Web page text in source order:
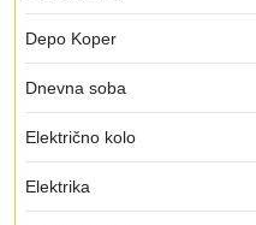
Depo Koper
Dnevna soba
Električno kolo
Elektrika